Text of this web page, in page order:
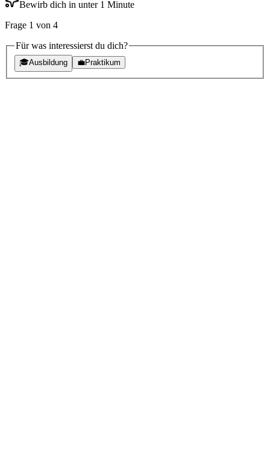
Bewirb dich in unter 1 Minute
Frage 1 von 4
Für was interessierst du dich?
🎓Ausbildung 💼Praktikum